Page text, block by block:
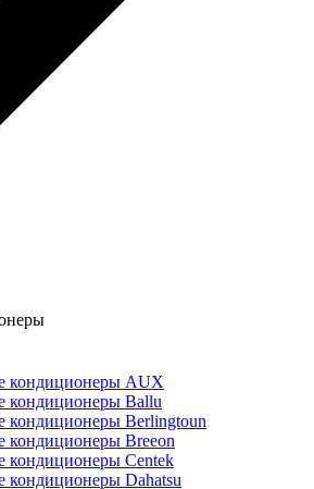
кондиционеры AUX
кондиционеры Ballu
кондиционеры Berlingtoun
кондиционеры Breeon
кондиционеры Centek
кондиционеры Dahatsu